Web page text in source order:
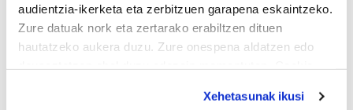
audientzia-ikerketa eta zerbitzuen garapena eskaintzeko.
Zure datuak nork eta zertarako erabiltzen dituen
hautatzeko aukera duzu. Zure onespena aldatzen edo
Xehetasunak ikusi